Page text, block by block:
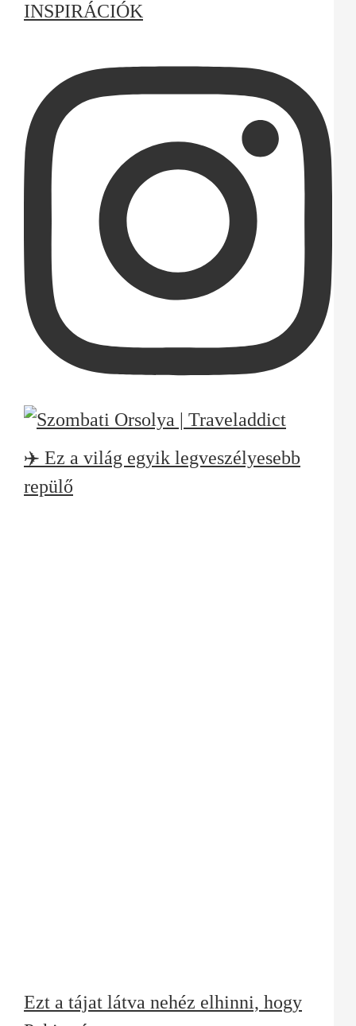
INSPIRÁCIÓK
✈️ Ez a világ egyik legveszélyesebb
repülő
Ezt a tájat látva nehéz elhinni, hogy